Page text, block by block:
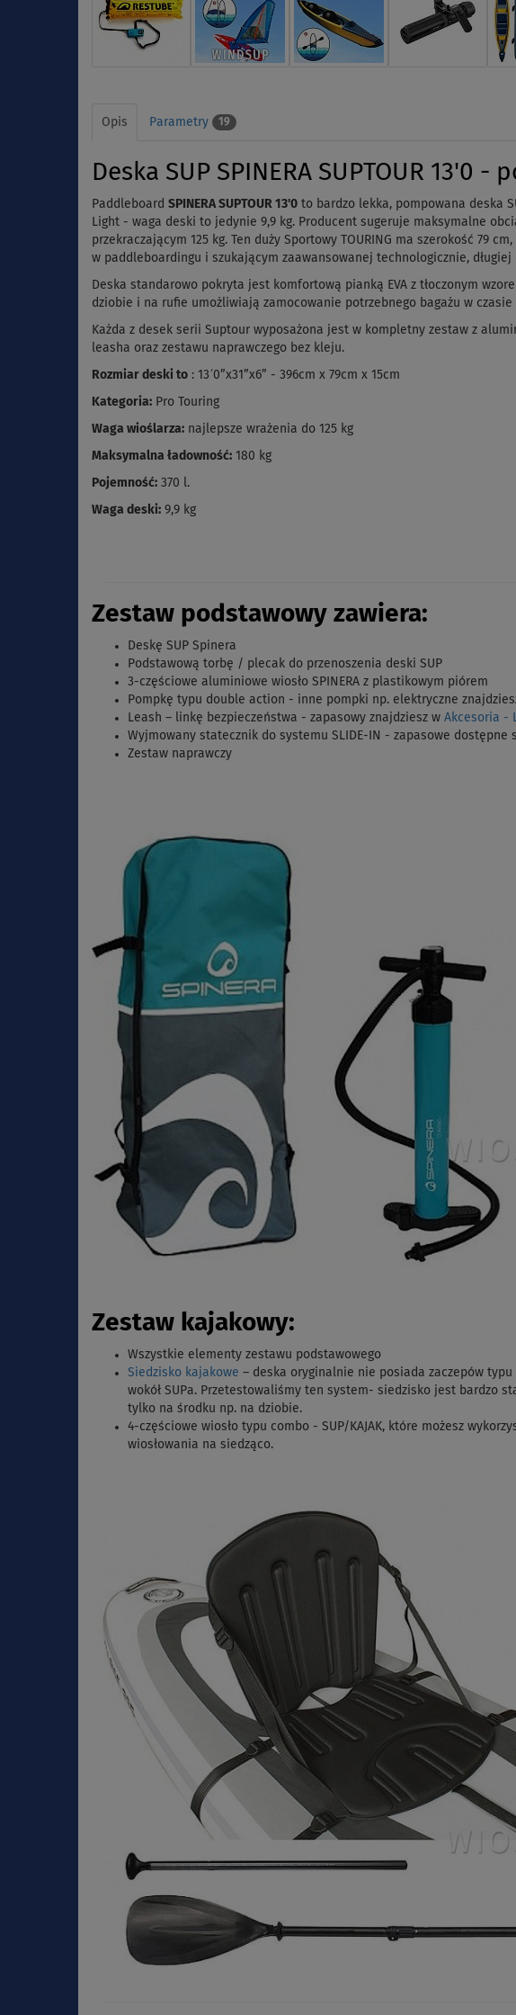
Opis Parametry 19
Deska SUP SPINERA SUPTOUR
Paddleboard SPINERA SUPTOUR 13'0 to bardzo lekka, pompowana deska
Light - waga deski to jedynie 9,9 kg. Producent sugeruje maksymalne
przekraczającym 125 kg. Ten duży Sportowy TOURING ma szerokość 79
w paddleboardingu i szukającym zaawansowanej technologicznie,
Deska standarowo pokryta jest komfortową pianką EVA z tłoczonym
dziobie i na rufie umożliwiają zamocowanie potrzebnego bagażu w czasie
Każda z desek serii Suptour wyposażona jest w kompletny zestaw z
leasha oraz zestawu naprawczego bez kleju.
Rozmiar deski to : 13´0”x31”x6” - 396cm x 79cm x 15cm
Kategoria: Pro Touring
Waga wioślarza: najlepsze wrażenia do 125 kg
Maksymalna ładowność: 180 kg
Pojemność: 370 l.
Waga deski: 9,9 kg
Zestaw podstawowy zawiera:
Deskę SUP Spinera
Podstawową torbę / plecak do przenoszenia deski SUP
3-częściowe aluminiowe wiosło SPINERA z plastikowym piórem
Pompkę typu double action - inne pompki np. elektryczne
Leash – linkę bezpieczeństwa - zapasowy znajdziesz w Akcesoria -
Wyjmowany statecznik do systemu SLIDE-IN - zapasowe dostępne
Zestaw naprawczy
Zestaw kajakowy:
Wszystkie elementy zestawu podstawowego
Siedzisko kajakowe – deska oryginalnie nie posiada zaczepów
wokół SUPa. Przetestowaliśmy ten system- siedzisko jest bardzo
tylko na środku np. na dziobie.
4-częściowe wiosło typu combo - SUP/KAJAK, które możesz
wiosłowania na siedząco.